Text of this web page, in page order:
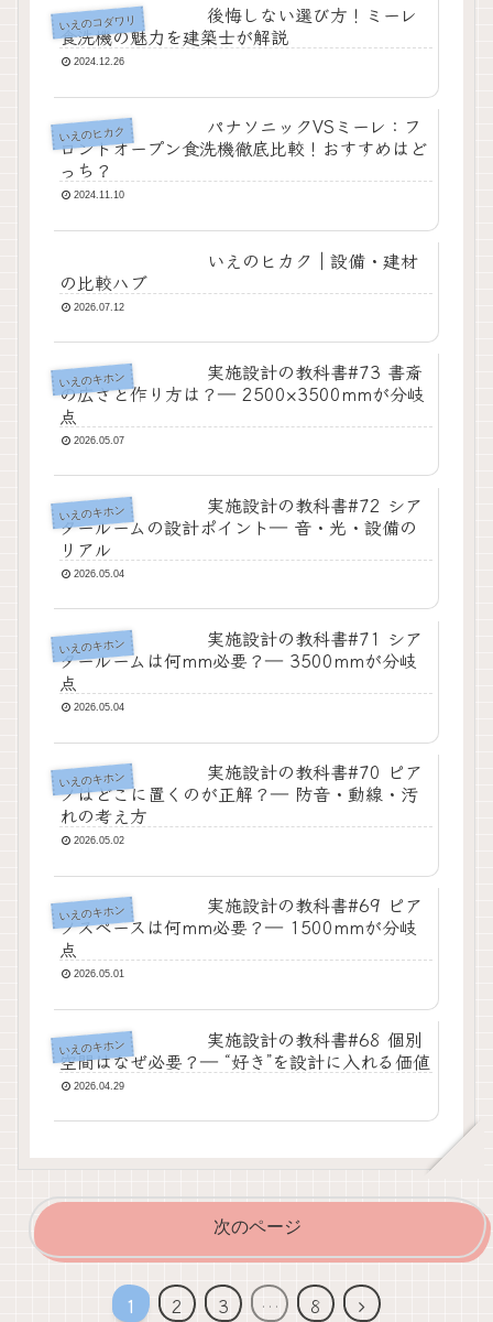
いえのコダワリ
後悔しない選び方！ミーレ
食洗機の魅力を建築士が解説
2024.12.26
いえのヒカク
パナソニックVSミーレ：フ
ロントオープン食洗機徹底比較！おすすめはど
っち？
2024.11.10
いえのヒカク｜設備・建材
の比較ハブ
2026.07.12
いえのキホン
実施設計の教科書#73 書斎
の広さと作り方は？― 2500×3500mmが分岐
点
2026.05.07
いえのキホン
実施設計の教科書#72 シア
タールームの設計ポイント― 音・光・設備の
リアル
2026.05.04
いえのキホン
実施設計の教科書#71 シア
タールームは何mm必要？― 3500mmが分岐
点
2026.05.04
いえのキホン
実施設計の教科書#70 ピア
ノはどこに置くのが正解？― 防音・動線・汚
れの考え方
2026.05.02
いえのキホン
実施設計の教科書#69 ピア
ノスペースは何mm必要？― 1500mmが分岐
点
2026.05.01
いえのキホン
実施設計の教科書#68 個別
空間はなぜ必要？― “好き”を設計に入れる価値
2026.04.29
次のページ
1 2 3 … 8 次